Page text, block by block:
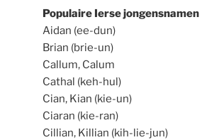
Populaire Ierse jongensnamen
Aidan (ee-dun)
Brian (brie-un)
Callum, Calum
Cathal (keh-hul)
Cian, Kian (kie-un)
Ciaran (kie-ran)
Cillian, Killian (kih-lie-jun)